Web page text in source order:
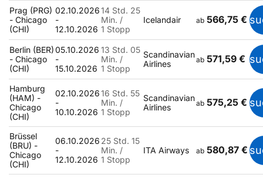
Prag (PRG)
- Chicago
(CHI)
02.10.2026
-
12.10.2026
14 Std. 25
Min. /
1 Stopp
Icelandair ab 566,75 €
Berlin (BER)
- Chicago
(CHI)
05.10.2026
-
15.10.2026
13 Std. 05
Min. /
1 Stopp
Scandinavian
Airlines
ab 571,59 €
Hamburg
(HAM) -
Chicago
(CHI)
02.10.2026
-
10.10.2026
16 Std. 55
Min. /
1 Stopp
Scandinavian
Airlines
ab 575,25 €
Brüssel
(BRU) -
Chicago
(CHI)
06.10.2026
-
12.10.2026
25 Std. 15
Min. /
1 Stopp
ITA Airways ab 580,87 €